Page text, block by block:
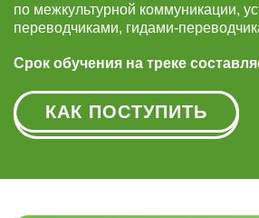
по межкультурной коммуникации,
переводчиками, гидами-
Срок обучения на треке
КАК ПОСТУПИТЬ